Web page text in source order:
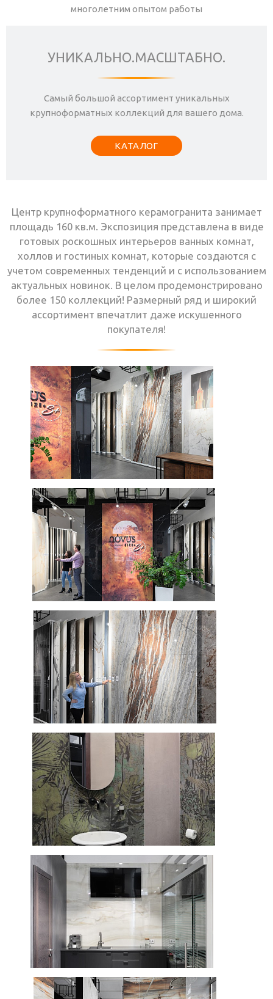
многолетним опытом работы
УНИКАЛЬНО.МАСШТАБНО.
Самый большой ассортимент уникальных
крупноформатных коллекций для вашего дома.
КАТАЛОГ
Центр крупноформатного керамогранита занимает
площадь 160 кв.м. Экспозиция представлена в виде
готовых роскошных интерьеров ванных комнат,
холлов и гостиных комнат, которые создаются с
учетом современных тенденций и с использованием
актуальных новинок. В целом продемонстрировано
более 150 коллекций! Размерный ряд и широкий
ассортимент впечатлит даже искушенного
покупателя!